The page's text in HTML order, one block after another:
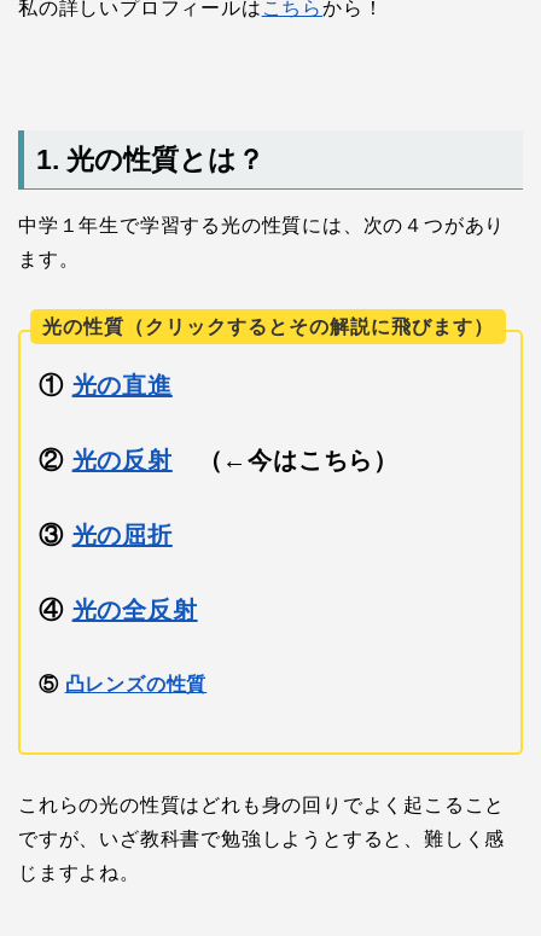
私の詳しいプロフィールは こちらから！
1. 光の性質とは？
中学１年生で学習する光の性質には、次の４つがあり
ます。
光の性質（クリックするとその解説に飛びます）
① 光の直進
② 光の反射 （←今はこちら）
③ 光の屈折
④ 光の全反射
⑤ 凸レンズの性質
これらの光の性質はどれも身の回りでよく起こること
ですが、いざ教科書で勉強しようとすると、難しく感
じますよね。